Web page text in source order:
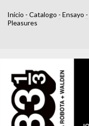
Inicio - Catalogo - Ensayo -
Pleasures